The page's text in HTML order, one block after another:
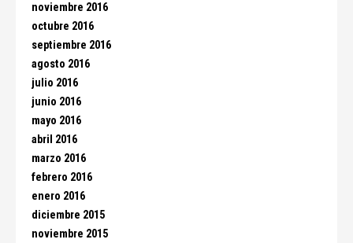
noviembre 2016
octubre 2016
septiembre 2016
agosto 2016
julio 2016
junio 2016
mayo 2016
abril 2016
marzo 2016
febrero 2016
enero 2016
diciembre 2015
noviembre 2015